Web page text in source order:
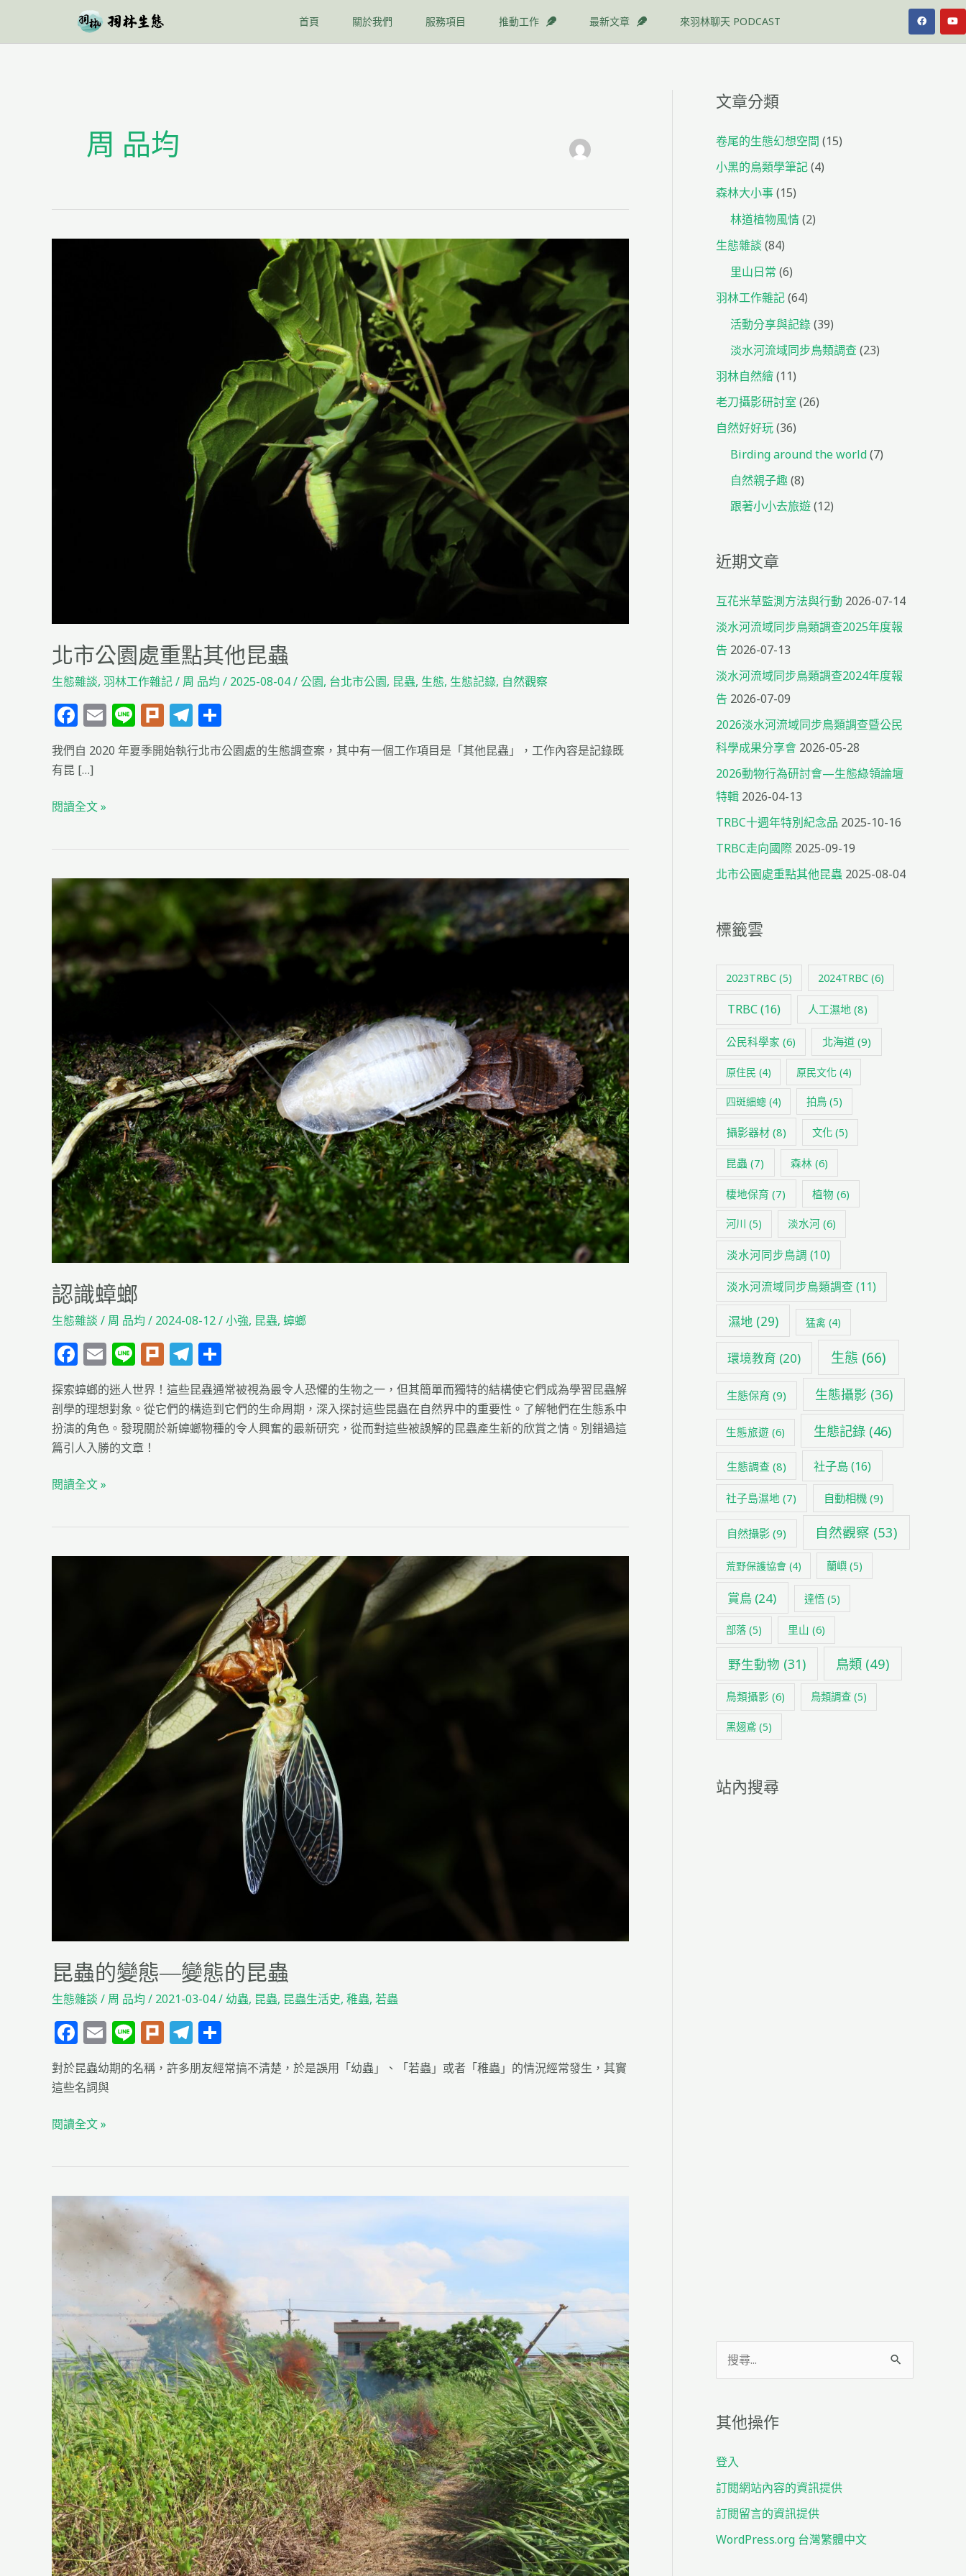
主
首頁 關於我們 服務項目 推動工作 最新文章 來羽林聊天 PODCAST
F
a
Y
o
周 品均
北市公園處重點其他昆蟲
生態雜談, 羽林工作雜記/ 周 品均 / 2025-08-04/公園, 台北市公園, 昆蟲, 生態, 生態記錄, 自然觀察
F
a
c
e
b
o
k
E
m
ai
Li
n
e
Pl
u
rk
T
el
e
享
我們自 2020 年夏季開始執行北市公園處的生態調查案，其中有一個工作項目是「其他昆蟲」，工作內容是記錄既
有昆 […]
閱讀全文 »
認識蟑螂
生態雜談 / 周 品均 / 2024-08-12/小強, 昆蟲, 蟑螂
F
a
c
e
b
o
E
m
ai
l
Li
n
e
Pl
u
rk
T
el
e
g
享
探索蟑螂的迷人世界！這些昆蟲通常被視為最令人恐懼的生物之一，但其簡單而獨特的結構使它們成為學習昆蟲解
剖學的理想對象。從它們的構造到它們的生命周期，深入探討這些昆蟲在自然界中的重要性。了解牠們在生態系中
扮演的角色。發現關於新蟑螂物種的令人興奮的最新研究，從而對這些被誤解的昆蟲產生新的欣賞之情。別錯過這
篇引人入勝的文章！
認
識
螂
閱讀全文 »
昆蟲的變態—變態的昆蟲
生態雜談 / 周 品均 / 2021-03-04/ 幼蟲, 昆蟲, 昆蟲生活史, 稚蟲, 若蟲
F
a
c
e
b
o
k
E
m
ai
l
Li
n
e
Pl
u
rk
T
el
e
享
對於昆蟲幼期的名稱，許多朋友經常搞不清楚，於是誤用「幼蟲」、「若蟲」或者「稚蟲」的情況經常發生，其實
這些名詞與
閱讀全文 »
外
－
社
子
島
著
火
了？
文章分類
卷尾的生態幻想空間 (15)
小黑的鳥類學筆記(4)
森林大小事(15)
林道植物風情(2)
生態雜談 (84)
里山日常 (6)
羽林工作雜記(64)
活動分享與記錄(39)
淡水河流域同步鳥類調查(23)
羽林自然繪(11)
老刀攝影研討室 (26)
自然好好玩(36)
Birding around the world(7)
自然親子趣(8)
跟著小小去旅遊(12)
近期文章
互花米草監測方法與行動 2026-07-14
淡水河流域同步鳥類調查2025年度報
告 2026-07-13
淡水河流域同步鳥類調查2024年度報
告 2026-07-09
2026淡水河流域同步鳥類調查暨公民
科學成果分享會 2026-05-28
2026動物行為研討會—生態綠領論壇
特輯 2026-04-13
TRBC十週年特別紀念品 2025-10-16
TRBC走向國際 2025-09-19
北市公園處重點其他昆蟲 2025-08-04
標籤雲
2023TRBC(5) 2024TRBC (6)
TRBC(16) 人工濕地 (8)
公民科學家 (6) 北海道 (9)
原住民 (4) 原民文化(4)
四斑細蟌 (4) 拍鳥 (5)
攝影器材(8) 文化 (5)
昆蟲 (7) 森林 (6)
棲地保育 (7) 植物 (6)
河川 (5) 淡水河 (6)
淡水河同步鳥調 (10)
淡水河流域同步鳥類調查 (11)
濕地(29) 猛禽 (4)
環境教育 (20) 生態 (66)
生態保育(9) 生態攝影 (36)
生態旅遊 (6) 生態記錄(46)
生態調查(8) 社子島(16)
社子島濕地 (7) 自動相機(9)
自然攝影(9) 自然觀察 (53)
荒野保護協會(4) 蘭嶼 (5)
賞鳥 (24) 達悟(5)
部落(5) 里山 (6)
野生動物 (31) 鳥類 (49)
鳥類攝影 (6) 鳥類調查 (5)
黑翅鳶(5)
站內搜尋
鍵
字
其他操作
登入
訂閱網站內容的資訊提供
訂閱留言的資訊提供
WordPress.org 台灣繁體中文